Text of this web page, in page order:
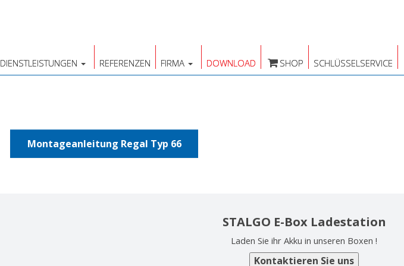
DIENSTLEISTUNGEN REFERENZEN FIRMA DOWNLOAD SHOP SCHLÜSSELSERVICE
Montageanleitung Regal Typ 66
STALGO E-Box Ladestation
Laden Sie ihr Akku in unseren Boxen !